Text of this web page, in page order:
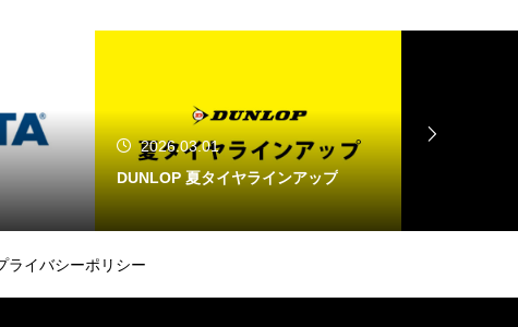
2026.03.01
DUNLOP 夏タイヤラインアップ
2025.11.17
ライバシーポリシー